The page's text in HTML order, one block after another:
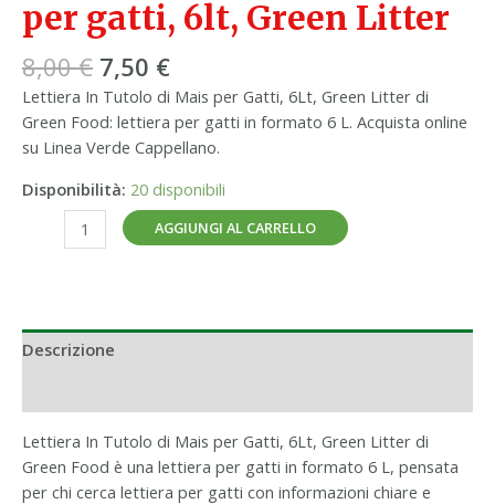
per gatti, 6lt, Green Litter
8,00€ 7,50 €
Lettiera In Tutolo di Mais per Gatti, 6Lt, Green Litter di
Green Food: lettiera per gatti in formato 6 L. Acquista online
su Linea Verde Cappellano.
Disponibilità: 20 disponibili
AGGIUNGI AL CARRELLO
Descrizione
Lettiera In Tutolo di Mais per Gatti, 6Lt, Green Litter di
Green Food è una lettiera per gatti in formato 6 L, pensata
per chi cerca lettiera per gatti con informazioni chiare e